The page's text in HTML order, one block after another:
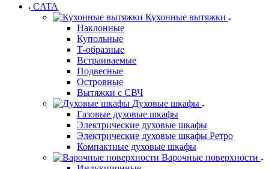
CATA
Кухонные вытяжки
Наклонные
Купольные
Т-образные
Встраиваемые
Подвесные
Островные
Вытяжки с СВЧ
Духовые шкафы
Газовые духовые шкафы
Электрические духовые шкафы
Электрические духовые шкафы Ретро
Компактные духовые шкафы
Варочные поверхности